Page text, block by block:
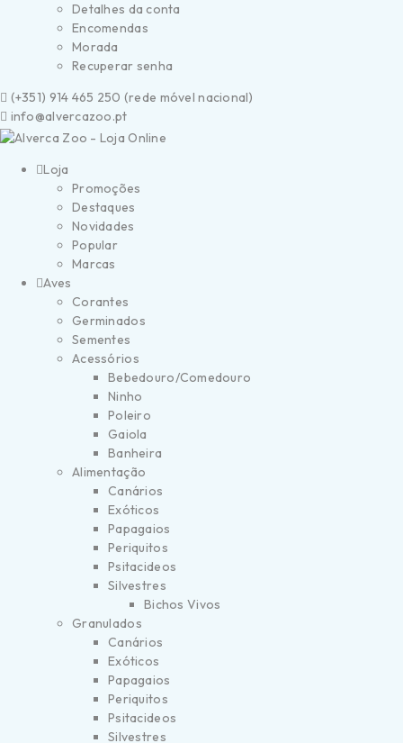
Detalhes da conta
Encomendas
Morada
Recuperar senha
(+351) 914 465 250 (rede móvel nacional)
info@alvercazoo.pt
Loja
Promoções
Destaques
Novidades
Popular
Marcas
Aves
Corantes
Germinados
Sementes
Acessórios
Bebedouro/Comedouro
Ninho
Poleiro
Gaiola
Banheira
Alimentação
Canários
Exóticos
Papagaios
Periquitos
Psitacideos
Silvestres
Bichos Vivos
Granulados
Canários
Exóticos
Papagaios
Periquitos
Psitacideos
Silvestres